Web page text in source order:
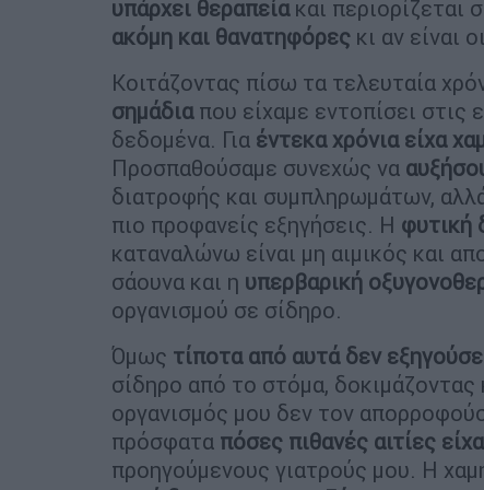
υπάρχει θεραπείακαι περιορίζεται
ακόμη και θανατηφόρες κι αν είναι
Κοιτάζοντας πίσω τα τελευταία
σημάδιαπου είχαμε εντοπίσει στις
δεδομένα. Για έντεκα χρόνια είχα
Προσπαθούσαμε συνεχώς να
διατροφής και συμπληρωμάτων,
πιο προφανείς εξηγήσεις. Η φυτική
καταναλώνω είναι μη αιμικός και
σάουνα και η υπερβαρική
οργανισμού σε σίδηρο.
Όμως τίποτα από αυτά δεν
σίδηρο από το στόμα,
οργανισμός μου δεν τον
πρόσφατα πόσες πιθανές αιτίες
προηγούμενους γιατρούς μου. Η